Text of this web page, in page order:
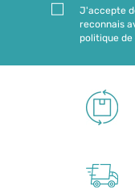
J'accepte
reconnais
politique